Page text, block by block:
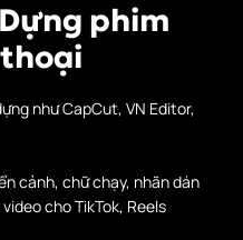
phim
như CapCut, VN Editor,
cảnh, chữ chạy, nhãn dán
cho TikTok, Reels